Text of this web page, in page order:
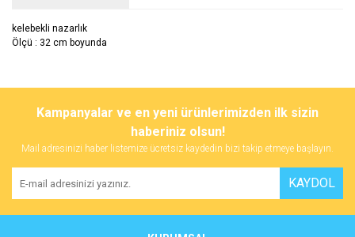
kelebekli nazarlık
Ölçü : 32 cm boyunda
Bu ürüne ilk yorumu siz yapın!
Yorum Yaz
tarafımıza iletebilirsiniz.
Görüş ve önerileriniz için teşekkür ederiz.
Ürün resmi kalitesiz, bozuk veya görüntülenemiyor.
Ürün açıklamasında eksik bilgiler bulunuyor.
Ürün fiyatı diğer sitelerden daha pahalı.
Kampanyalar ve en yeni ürünlerimizden ilk sizin
haberiniz olsun!
Mail adresinizi haber listemize ücretsiz kaydedin bizi takip etmeye başlayın.
KAYDOL